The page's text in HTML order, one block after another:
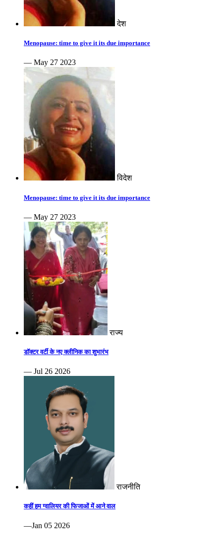
देश
Menopause: time to give it its due importance
— May 27 2023
विदेश
Menopause: time to give it its due importance
— May 27 2023
राज्य
डॉक्टर वर्टी के नए क्लीनिक का शुभारंभ
— Jul 26 2026
राजनीति
कहीं हम ग्वालियर की फिजाओं में आने वाल
—Jan 05 2026